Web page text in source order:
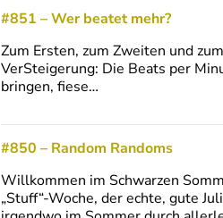
#851 – Wer beatet mehr?
Zum Ersten, zum Zweiten und
VerSteigerung: Die Beats per
bringen, fiese…
#850 – Random Randoms
Willkommen im Schwarzen
„Stuff“-Woche, der echte, gute